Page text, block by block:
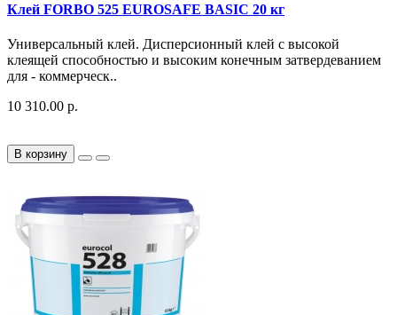
Клей FORBO 525 EUROSAFE BASIC 20 кг
Универсальный клей. Дисперсионный клей с высокой
клеящей способностью и высоким конечным затвердеванием
для - коммерческ..
10 310.00 р.
В корзину